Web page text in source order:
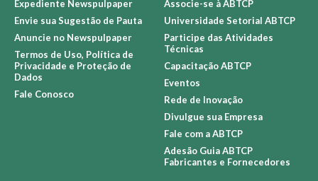
Expediente Newspulpaper
Envie sua Sugestão de Pauta
Anuncie no Newspulpaper
Termos de Uso, Política de
Privacidade e Proteção de
Dados
Fale Conosco
Associe-se à ABTCP
Universidade Setorial ABTCP
Participe das Atividades
Técnicas
Capacitação ABTCP
Eventos
Rede de Inovação
Divulgue sua Empresa
Fale com a ABTCP
Adesão Guia ABTCP
Fabricantes e Fornecedores